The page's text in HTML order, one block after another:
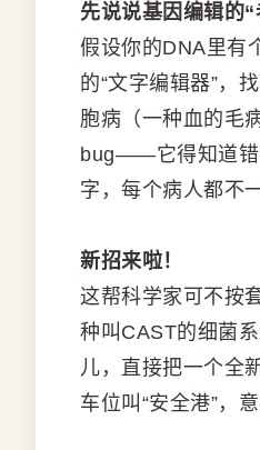
先说说基因编辑的“
假设你的DNA里有
的“文字编辑器”，
胞病（一种血的毛
bug——它得知道错
字，每个病人都不
新招来啦！
这帮科学家可不按
种叫CAST的细菌
儿，直接把一个全
车位叫“安全港”，